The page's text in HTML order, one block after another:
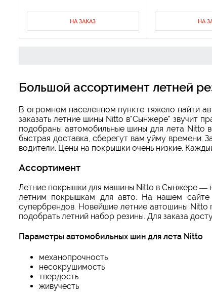
НА ЗАКАЗ НА
Большой ассортимент летней
В огромном населенном пункте тяжело найти
заказать летние шины Nitto в"Сынжере" звучит
подобраны автомобильные шины для лета Nitto
быстрая доставка, сберегут вам уйму времени.
водители. Цены на покрышки очень низкие.
Ассортимент
Летние покрышки для машины Nitto в Сынжере —
летним покрышкам для авто. На нашем
супербрендов. Новейшие летние автошины
подобрать летний набор резины. Для заказа
Параметры автомобильных шин для лета Nitto
механопрочность
несокрушимость
твердость
живучесть